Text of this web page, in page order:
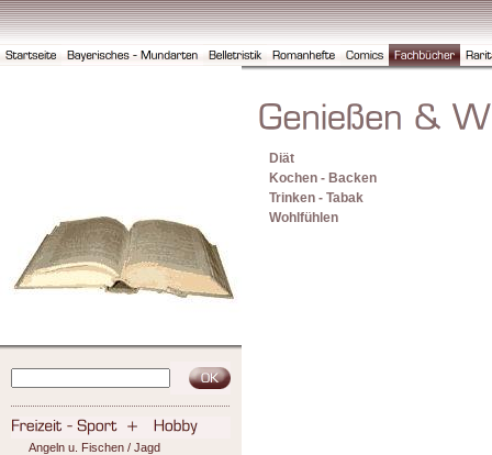
Angeln u. Fischen / Jagd
Diät
Kochen - Backen
Trinken - Tabak
Wohlfühlen